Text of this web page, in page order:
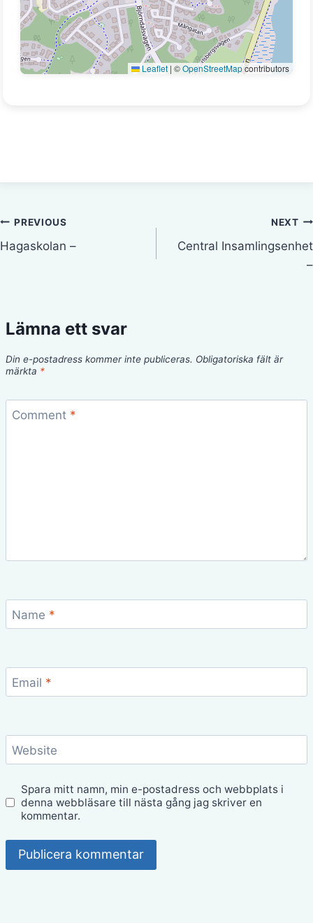
Leaflet | ©OpenStreetMapcontributors
Inläggsnavigering
PREVIOUS
Hagaskolan –
NEXT
Central Insamlingsenhet
–
Lämna ett svar
Din e-postadress kommer inte publiceras. Obligatoriska fält är
märkta *
Comment *
Name *
Email *
Website
Spara mitt namn, min e-postadress och webbplats i
denna webbläsare till nästa gång jag skriver en
kommentar.